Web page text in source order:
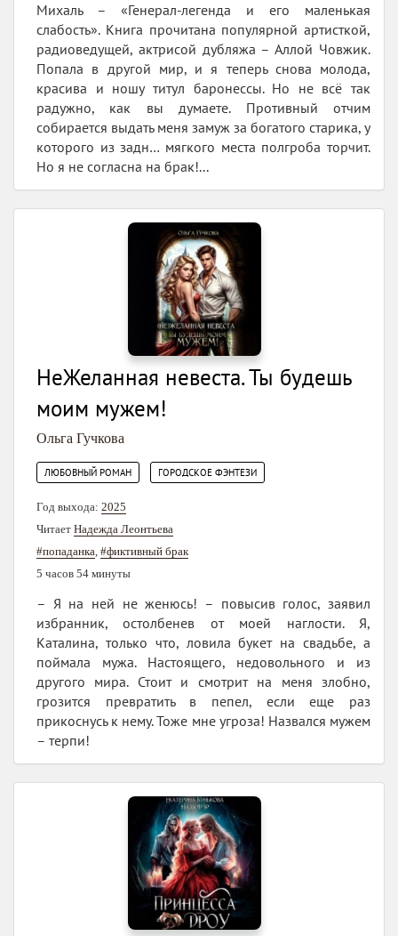
Михаль – «Генерал-легенда и его маленькая
слабость». Книга прочитана популярной артисткой,
радиоведущей, актрисой дубляжа – Аллой Човжик.
Попала в другой мир, и я теперь снова молода,
красива и ношу титул баронессы. Но не всё так
радужно, как вы думаете. Противный отчим
собирается выдать меня замуж за богатого старика, у
которого из задн… мягкого места полгроба торчит.
Но я не согласна на брак!...
НеЖеланная невеста. Ты будешь
моим мужем!
Ольга Гучкова
ЛЮБОВНЫЙ РОМАН ГОРОДСКОЕ ФЭНТЕЗИ
Год выхода: 2025
Читает Надежда Леонтьева
#попаданка, #фиктивный брак
5 часов 54 минуты
– Я на ней не женюсь! – повысив голос, заявил
избранник, остолбенев от моей наглости. Я,
Каталина, только что, ловила букет на свадьбе, а
поймала мужа. Настоящего, недовольного и из
другого мира. Стоит и смотрит на меня злобно,
грозится превратить в пепел, если еще раз
прикоснусь к нему. Тоже мне угроза! Назвался мужем
– терпи!